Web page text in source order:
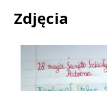
Zdjęcia